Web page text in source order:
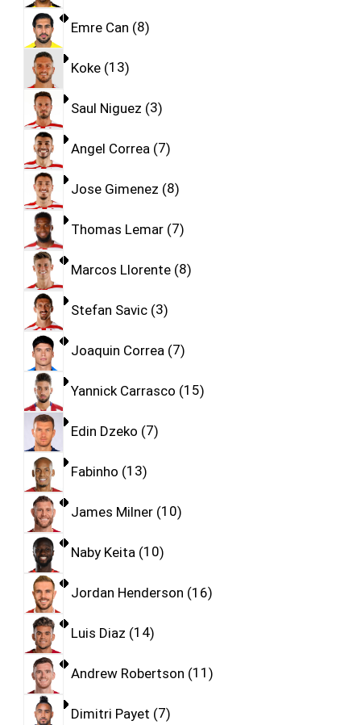
Emre Can 8
Koke 13
Saul Niguez 3
Angel Correa 7
Jose Gimenez 8
Thomas Lemar 7
Marcos Llorente 8
Stefan Savic 3
Joaquin Correa 7
Yannick Carrasco 15
Edin Dzeko 7
Fabinho 13
James Milner 10
Naby Keita 10
Jordan Henderson 16
Luis Diaz 14
Andrew Robertson 11
Dimitri Payet 7